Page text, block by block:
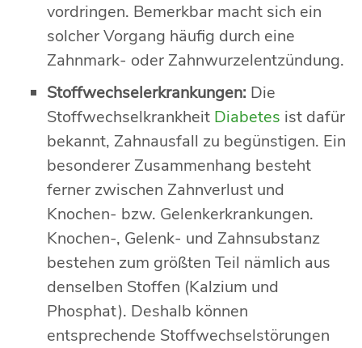
vordringen. Bemerkbar macht sich ein
solcher Vorgang häufig durch eine
Zahnmark- oder Zahnwurzelentzündung.
Stoffwechselerkrankungen: Die
Stoffwechselkrankheit Diabetes ist dafür
bekannt, Zahnausfall zu begünstigen. Ein
besonderer Zusammenhang besteht
ferner zwischen Zahnverlust und
Knochen- bzw. Gelenkerkrankungen.
Knochen-, Gelenk- und Zahnsubstanz
bestehen zum größten Teil nämlich aus
denselben Stoffen (Kalzium und
Phosphat). Deshalb können
entsprechende Stoffwechselstörungen